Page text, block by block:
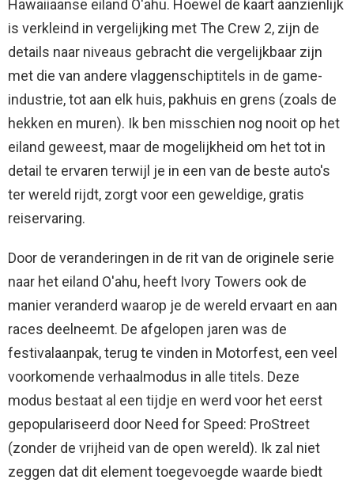
Hawaiiaanse eiland O'ahu. Hoewel de kaart aanzienlijk
is verkleind in vergelijking met The Crew 2, zijn de
details naar niveaus gebracht die vergelijkbaar zijn
met die van andere vlaggenschiptitels in de game-
industrie, tot aan elk huis, pakhuis en grens (zoals de
hekken en muren). Ik ben misschien nog nooit op het
eiland geweest, maar de mogelijkheid om het tot in
detail te ervaren terwijl je in een van de beste auto's
ter wereld rijdt, zorgt voor een geweldige, gratis
reiservaring.
Door de veranderingen in de rit van de originele serie
naar het eiland O'ahu, heeft Ivory Towers ook de
manier veranderd waarop je de wereld ervaart en aan
races deelneemt. De afgelopen jaren was de
festivalaanpak, terug te vinden in Motorfest, een veel
voorkomende verhaalmodus in alle titels. Deze
modus bestaat al een tijdje en werd voor het eerst
gepopulariseerd door Need for Speed: ProStreet
(zonder de vrijheid van de open wereld). Ik zal niet
zeggen dat dit element toegevoegde waarde biedt